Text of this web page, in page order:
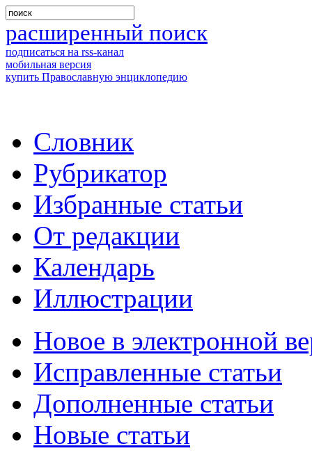
расширенный поиск
подписаться на rss-канал
мобильная версия
купить Православную энциклопедию
Словник
Рубрикатор
Избранные статьи
От редакции
Календарь
Иллюстрации
Новое в электронной
Исправленные статьи
Дополненные статьи
Новые статьи